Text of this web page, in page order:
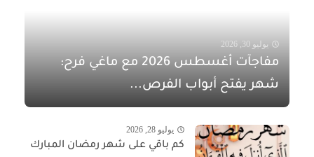
يوليو 30, 2026
مفاجآت أغسطس 2026 مع ماغي فرح:
شهر يفتح أبواب الفرص...
يوليو 28, 2026
كم باقي على شهر رمضان المبارك